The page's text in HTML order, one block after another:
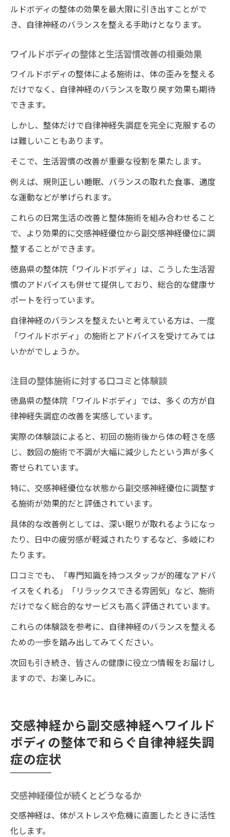
ルドボディの整体の効果を最大限に引き出すことがで
き、自律神経のバランスを整える手助けとなります。
ワイルドボディの整体と生活習慣改善の相乗効果
ワイルドボディの整体による施術は、体の歪みを整える
だけでなく、自律神経のバランスを取り戻す効果も期待
できます。
しかし、整体だけで自律神経失調症を完全に克服するの
は難しいこともあります。
そこで、生活習慣の改善が重要な役割を果たします。
例えば、規則正しい睡眠、バランスの取れた食事、適度
な運動などが挙げられます。
これらの日常生活の改善と整体施術を組み合わせること
で、より効果的に交感神経優位から副交感神経優位に調
整することができます。
徳島県の整体院「ワイルドボディ」は、こうした生活習
慣のアドバイスも併せて提供しており、総合的な健康サ
ポートを行っています。
自律神経のバランスを整えたいと考えている方は、一度
「ワイルドボディ」の施術とアドバイスを受けてみては
いかがでしょうか。
注目の整体施術に対する口コミと体験談
徳島県の整体院「ワイルドボディ」では、多くの方が自
律神経失調症の改善を実感しています。
実際の体験談によると、初回の施術後から体の軽さを感
じ、数回の施術で不調が大幅に減少したという声が多く
寄せられています。
特に、交感神経優位な状態から副交感神経優位に調整す
る施術が効果的だと評価されています。
具体的な改善例としては、深い眠りが取れるようになっ
たり、日中の疲労感が軽減されたりするなど、多岐にわ
たります。
口コミでも、「専門知識を持つスタッフが的確なアドバ
イスをくれる」「リラックスできる雰囲気」など、施術
だけでなく総合的なサービスも高く評価されています。
これらの体験談を参考に、自律神経のバランスを整える
ための一歩を踏み出してみてください。
次回も引き続き、皆さんの健康に役立つ情報をお届けし
ますので、お楽しみに。
交感神経から副交感神経へワイルド
ボディの整体で和らぐ自律神経失調
症の症状
交感神経優位が続くとどうなるか
交感神経は、体がストレスや危機に直面したときに活性
化します。